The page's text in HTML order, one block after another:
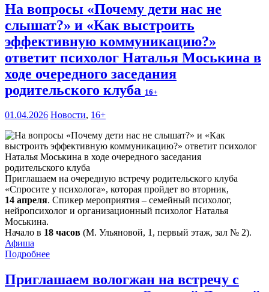
На вопросы «Почему дети нас не
слышат?» и «Как выстроить
эффективную коммуникацию?»
ответит психолог Наталья Моськина в
ходе очередного заседания
родительского клуба 16+
01.04.2026 Новости, 16+
Приглашаем на очередную встречу родительского клуба
«Спросите у психолога», которая пройдет во вторник,
14 апреля. Спикер мероприятия – семейный психолог,
нейропсихолог и организационный психолог Наталья
Моськина.
Начало в 18 часов (М. Ульяновой, 1, первый этаж, зал № 2).
Афиша
Подробнее
Приглашаем вологжан на встречу с